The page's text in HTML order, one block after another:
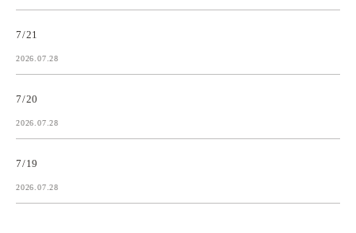
7/21
2026.07.28
7/20
2026.07.28
7/19
2026.07.28